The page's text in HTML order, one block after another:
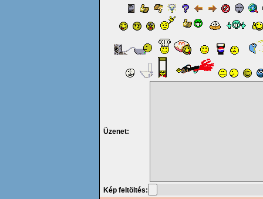
Üzenet:
Kép feltöltés: